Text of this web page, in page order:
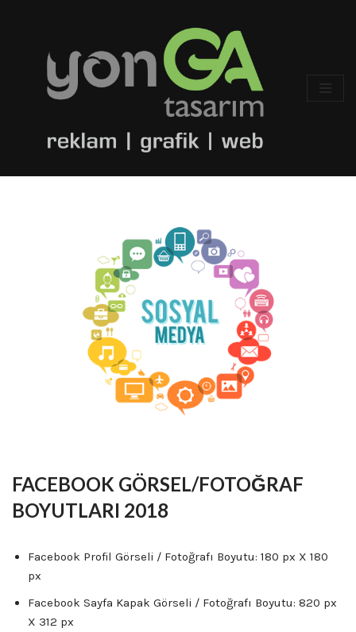
FACEBOOK GÖRSEL/FOTOĞRAF
BOYUTLARI 2018
Facebook Profil Görseli / Fotoğrafı Boyutu: 180 px X 180
px
Facebook Sayfa Kapak Görseli / Fotoğrafı Boyutu: 820 px
X 312 px